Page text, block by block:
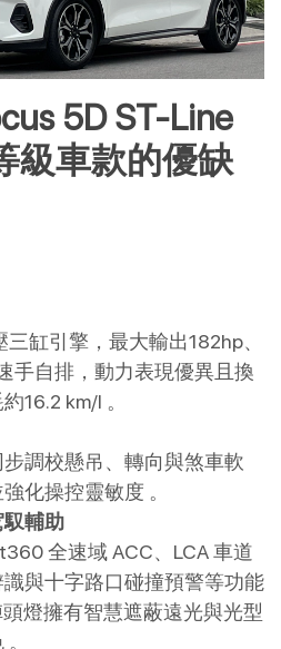
5D ST-Line
級車款的優缺
缸引擎，最大輸出182hp、
手自排，動力表現優異且換
16.2 km/l 。
調校懸吊、轉向與煞車軟
化操控靈敏度 。
輔助
全速域 ACC、LCA 車道
與十字路口碰撞預警等功能
燈擁有智慧遮蔽遠光與光型